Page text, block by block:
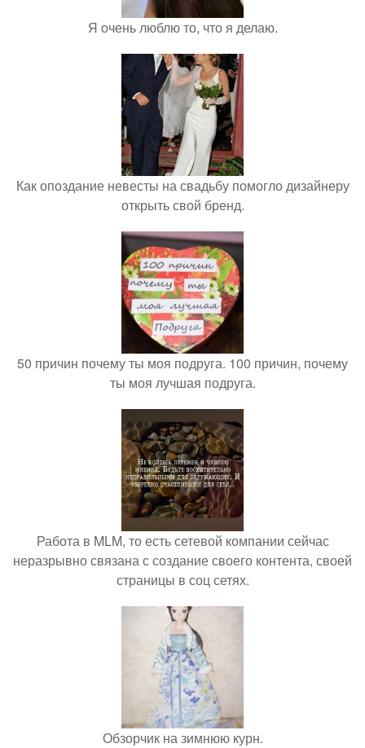
Я очень люблю то, что я делаю.
Как опоздание невесты на свадьбу помогло дизайнеру
открыть свой бренд.
50 причин почему ты моя подруга. 100 причин, почему
ты моя лучшая подруга.
Работа в MLM, то есть сетевой компании сейчас
неразрывно связана с создание своего контента, своей
страницы в соц сетях.
Обзорчик на зимнюю курн.